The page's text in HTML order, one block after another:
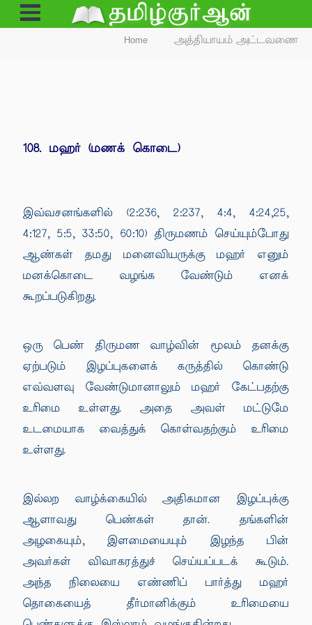
Open
Menu
Home அத்தியாயம் அட்டவணை
108. மஹர் (மணக் கொடை)
இவ்வசனங்களில் (2:236, 2:237, 4:4, 4:24,25,
4:127, 5:5, 33:50, 60:10) திருமணம் செய்யும்போது
ஆண்கள் தமது மனைவியருக்கு மஹர் எனும்
மனக்கொடை வழங்க வேண்டும் எனக்
கூறப்படுகிறது.
ஒரு பெண் திருமண வாழ்வின் மூலம் தனக்கு
ஏற்படும் இழப்புகளைக் கருத்தில் கொண்டு
எவ்வளவு வேண்டுமானாலும் மஹர் கேட்பதற்கு
உரிமை உள்ளது. அதை அவள் மட்டுமே
உடமையாக வைத்துக் கொள்வதற்கும் உரிமை
உள்ளது.
இல்லற வாழ்க்கையில் அதிகமான இழப்புக்கு
ஆளாவது பெண்கள் தான். தங்களின்
அழகையும், இளமையையும் இழந்த பின்
அவர்கள் விவாகரத்துச் செய்யப்படக் கூடும்.
அந்த நிலையை எண்ணிப் பார்த்து மஹர்
தொகையைத் தீர்மானிக்கும் உரிமையை